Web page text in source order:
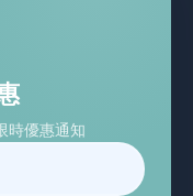
時優惠通知